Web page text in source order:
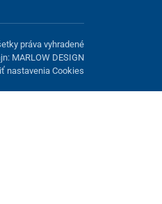
práva vyhradené
MARLOW DESIGN
nastavenia Cookies